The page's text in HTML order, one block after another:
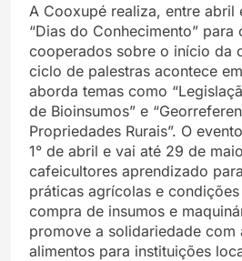
A Cooxupé realiza, entre abril
“Dias do Conhecimento” para
cooperados sobre o início da
ciclo de palestras acontece
aborda temas como
de Bioinsumos” e
Propriedades Rurais”. O
1° de abril e vai até 29 de
cafeicultores aprendizado
práticas agrícolas e
compra de insumos e
promove a solidariedade com
alimentos para instituições